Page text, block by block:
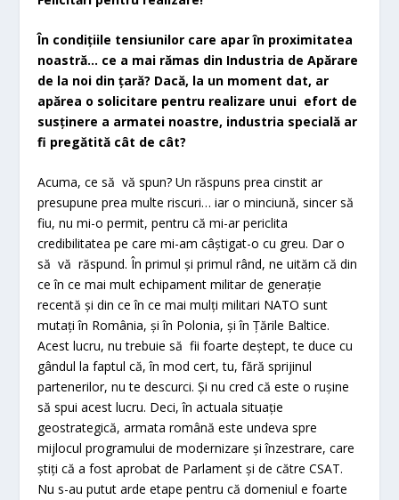
În condițiile tensiunilor care apar în proximitatea
noastră… ce a mai rămas din Industria de Apărare
de la noi din țară? Dacă, la un moment dat, ar
apărea o solicitare pentru realizare unui efort de
susținere a armatei noastre, industria specială ar
fi pregătită cât de cât?
Acuma, ce să vă spun? Un răspuns prea cinstit ar
presupune prea multe riscuri… iar o minciună, sincer să
fiu, nu mi-o permit, pentru că mi-ar periclita
credibilitatea pe care mi-am câștigat-o cu greu. Dar o
să vă răspund. În primul și primul rând, ne uităm că din
ce în ce mai mult echipament militar de generație
recentă și din ce în ce mai mulți militari NATO sunt
mutați în România, și în Polonia, și în Țările Baltice.
Acest lucru, nu trebuie să fii foarte deștept, te duce cu
gândul la faptul că, în mod cert, tu, fără sprijinul
partenerilor, nu te descurci. Și nu cred că este o rușine
să spui acest lucru. Deci, în actuala situație
geostrategică, armata română este undeva spre
mijlocul programului de modernizare și înzestrare, care
știți că a fost aprobat de Parlament și de către CSAT.
Nu s-au putut arde etape pentru că domeniul e foarte